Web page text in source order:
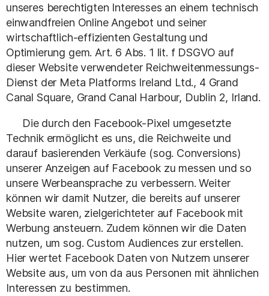
unseres berechtigten Interesses an einem technisch
einwandfreien Online Angebot und seiner
wirtschaftlich-effizienten Gestaltung und
Optimierung gem. Art. 6 Abs. 1 lit. f DSGVO auf
dieser Website verwendeter Reichweitenmessungs-
Dienst der Meta Platforms Ireland Ltd., 4 Grand
Canal Square, Grand Canal Harbour, Dublin 2, Irland.
Die durch den Facebook-Pixel umgesetzte
Technik ermöglicht es uns, die Reichweite und
darauf basierenden Verkäufe (sog. Conversions)
unserer Anzeigen auf Facebook zu messen und so
unsere Werbeansprache zu verbessern. Weiter
können wir damit Nutzer, die bereits auf unserer
Website waren, zielgerichteter auf Facebook mit
Werbung ansteuern. Zudem können wir die Daten
nutzen, um sog. Custom Audiences zur erstellen.
Hier wertet Facebook Daten von Nutzern unserer
Website aus, um von da aus Personen mit ähnlichen
Interessen zu bestimmen.